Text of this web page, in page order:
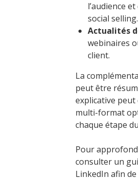
l’audience
social selling.
Actualités
webinaires
client.
La
peut être
explicative
multi-format
chaque étape
Pour
consulter un
LinkedIn afin